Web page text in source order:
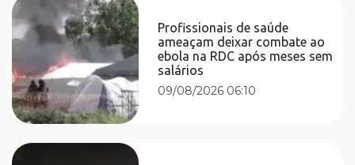
Profissionais de saúde
ameaçam deixar combate ao
ebola na RDC após meses sem
salários
09/08/2026 06:10